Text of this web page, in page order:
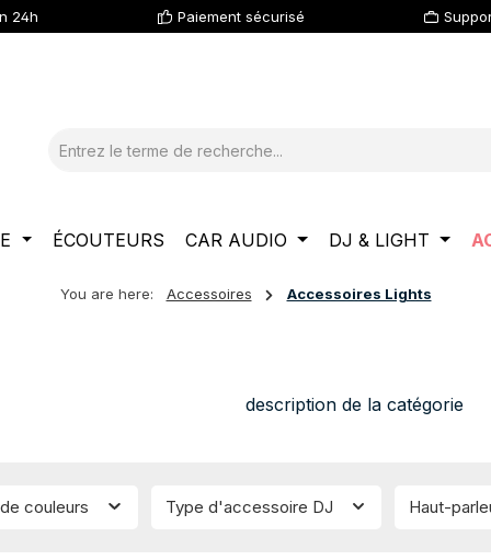
24h Paiement sécurisé
ÉCOUTEURS CAR AUDIO DJ & LIGHT
You are here: Accessoires Accessoires Lights
description de la catégorie
couleurs Type d'accessoire DJ Haut-